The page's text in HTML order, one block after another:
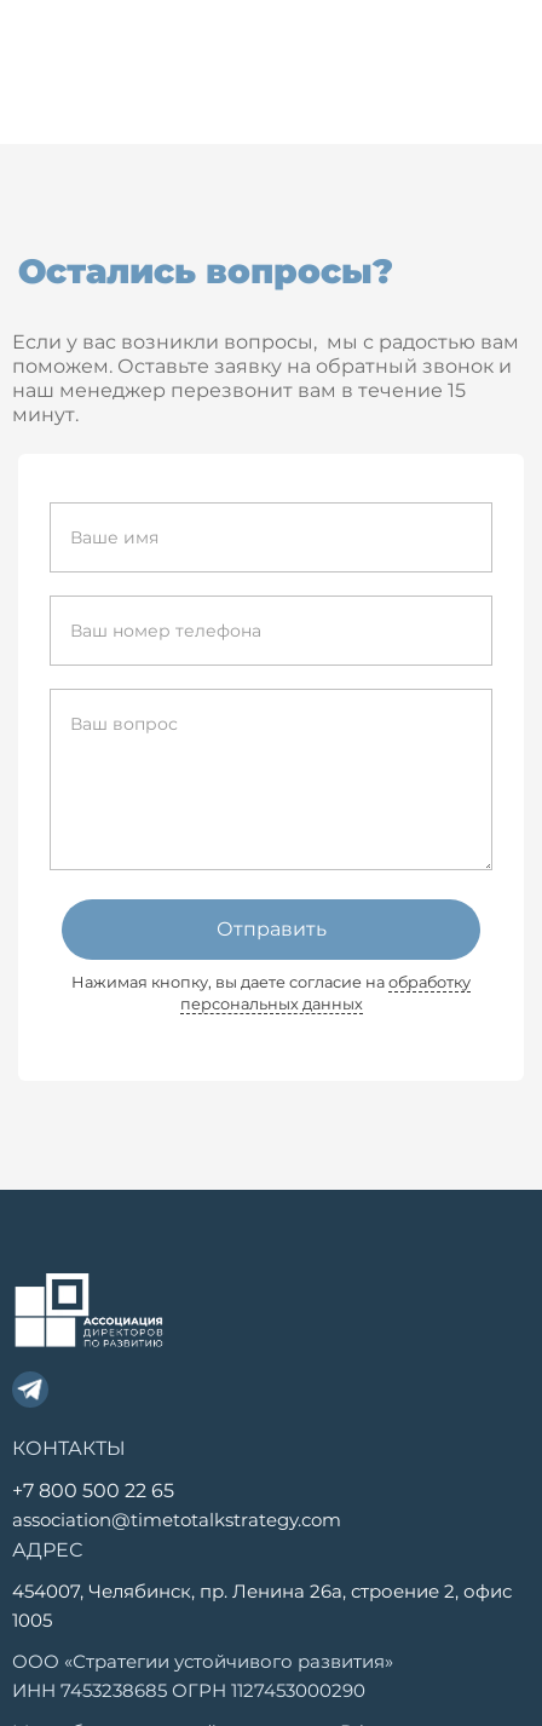
Остались вопросы?
Если у вас возникли вопросы, мы с радостью вам
поможем. Оставьте заявку на обратный звонок и
наш менеджер перезвонит вам в течение 15
минут.
Отправить
Нажимая кнопку, вы даете согласие на обработку
персональных данных
КОНТАКТЫ
+7 800 500 22 65
association@timetotalkstrategy.com
АДРЕС
454007, Челябинск, пр. Ленина 26а, строение 2, офис
1005
ООО «Стратегии устойчивого развития»
ИНН 7453238685 ОГРН 1127453000290